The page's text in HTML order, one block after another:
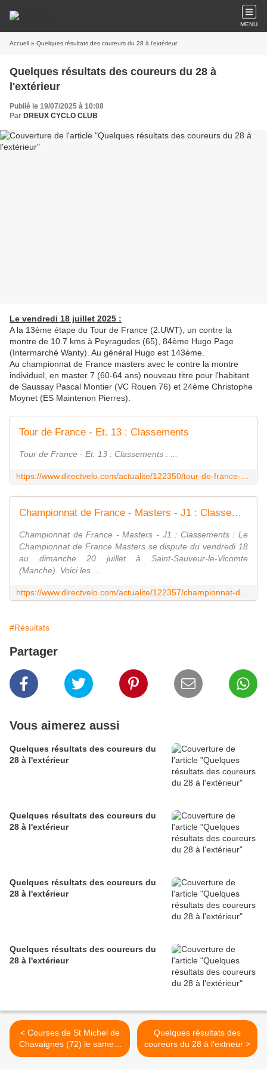
MENU
Accueil » Quelques résultats des coureurs du 28 à l'extérieur
Quelques résultats des coureurs du 28 à
l'extérieur
Publié le 19/07/2025 à 10:08
Par DREUX CYCLO CLUB
Le vendredi 18 juillet 2025 :
A la 13ème étape du Tour de France (2.UWT), un contre la
montre de 10.7 kms à Peyragudes (65), 84ème Hugo Page
(Intermarché Wanty). Au général Hugo est 143ème.
Au championnat de France masters avec le contre la montre
individuel, en master 7 (60-64 ans) nouveau titre pour l'habitant
de Saussay Pascal Montier (VC Rouen 76) et 24ème Christophe
Moynet (ES Maintenon Pierres).
Tour de France - Et. 13 : Classements
Tour de France - Et. 13 : Classements : ...
Championnat de France - Masters - J1 : Classements
Championnat de France - Masters - J1 : Classements : Le
Championnat de France Masters se dispute du vendredi 18
au dimanche 20 juillet à Saint-Sauveur-le-Vicomte
(Manche). Voici les ...
#Résultats
Partager
Vous aimerez aussi
Quelques résultats des coureurs du
28 à l'extérieur
Quelques résultats des coureurs du
28 à l'extérieur
Quelques résultats des coureurs du
28 à l'extérieur
Quelques résultats des coureurs du
28 à l'extérieur
< Courses de St Michel de
Chavaignes (72) le samedi
26 juillet et le dimanche 27
Quelques résultats des
coureurs du 28 à l'extrieur >